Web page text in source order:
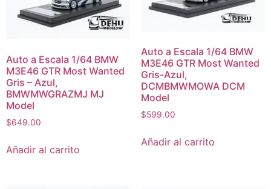
Auto a Escala 1/64 BMW
M3E46 GTR Most Wanted
Gris – Azul,
BMWMWGRAZMJ MJ
Model
$649.00
Añadir al carrito
Auto a Escala 1/64 BMW
M3E46 GTR Most Wanted
Gris-Azul,
DCMBMWMOWA DCM
Model
$599.00
Añadir al carrito